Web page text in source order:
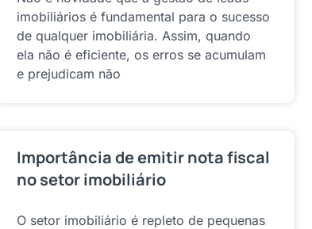
imobiliários é fundamental para o sucesso
de qualquer imobiliária. Assim, quando
ela não é eficiente, os erros se acumulam
e prejudicam não
Importância de emitir nota fiscal
no setor imobiliário
O setor imobiliário é repleto de pequenas